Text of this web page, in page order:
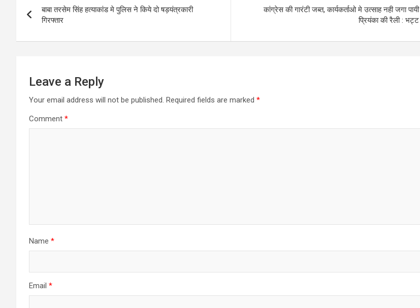
navigation
बाबा तरसेम सिंह हत्याकांड मे पुलिस ने किये दो षड़यंत्रकारी
गिरफ्तार
कांग्रेस की गारंटी जब्त, कार्यकर्ताओ मे उत्साह नही जगा पायी
प्रियंका की रैली : भट्ट
Leave a Reply
Your email address will not be published. Required fields are marked *
Comment *
Name *
Email *